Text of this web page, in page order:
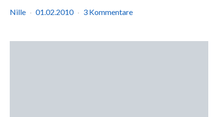
Nille 01.02.2010 3 Kommentare